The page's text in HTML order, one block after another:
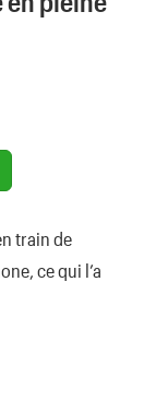
train de
ce qui l’a